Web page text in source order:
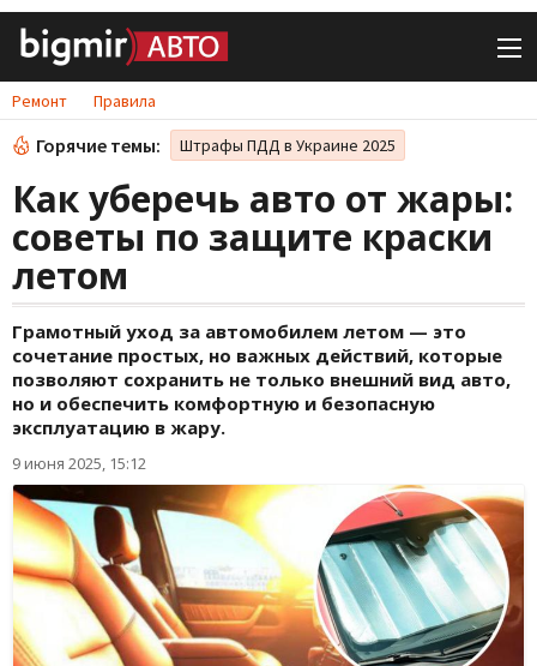
Ремонт Правила
Горячие темы: Штрафы ПДД в Украине 2025
Как уберечь авто от жары:
советы по защите краски
летом
Грамотный уход за автомобилем летом — это
сочетание простых, но важных действий, которые
позволяют сохранить не только внешний вид авто,
но и обеспечить комфортную и безопасную
эксплуатацию в жару.
9 июня 2025, 15:12